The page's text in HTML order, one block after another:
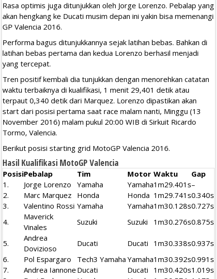
Rasa optimis juga ditunjukkan oleh Jorge Lorenzo. Pebalap yang
akan hengkang ke Ducati musim depan ini yakin bisa memenangi
GP Valencia 2016.
Performa bagus ditunjukkannya sejak latihan bebas. Bahkan di
latihan bebas pertama dan kedua Lorenzo berhasil menjadi
yang tercepat.
Tren positif kembali dia tunjukkan dengan menorehkan catatan
waktu terbaiknya di kualifikasi, 1 menit 29,401 detik atau
terpaut 0,340 detik dari Marquez. Lorenzo dipastikan akan
start dari posisi pertama saat race malam nanti, Minggu (13
November 2016) malam pukul 20:00 WIB di Sirkuit Ricardo
Tormo, Valencia.
Berikut posisi starting grid MotoGP Valencia 2016.
Hasil Kualifikasi MotoGP Valencia
PosisiPebalap Tim Motor Waktu
Gap
1.
Jorge Lorenzo Yamaha Yamaha1m29.401s–
2.
Marc Marquez Honda Honda 1m29.741s0.340s
3.
Valentino Rossi Yamaha Yamaha1m30.128s0.727s
4.
Maverick
Vinales
Suzuki Suzuki 1m30.276s0.875s
5.
Andrea
Dovizioso
Ducati Ducati 1m30.338s0.937s
6.
Pol Espargaro Tech3 Yamaha Yamaha1m30.392s0.991s
7.
Andrea Iannone Ducati Ducati 1m30.420s1.019s